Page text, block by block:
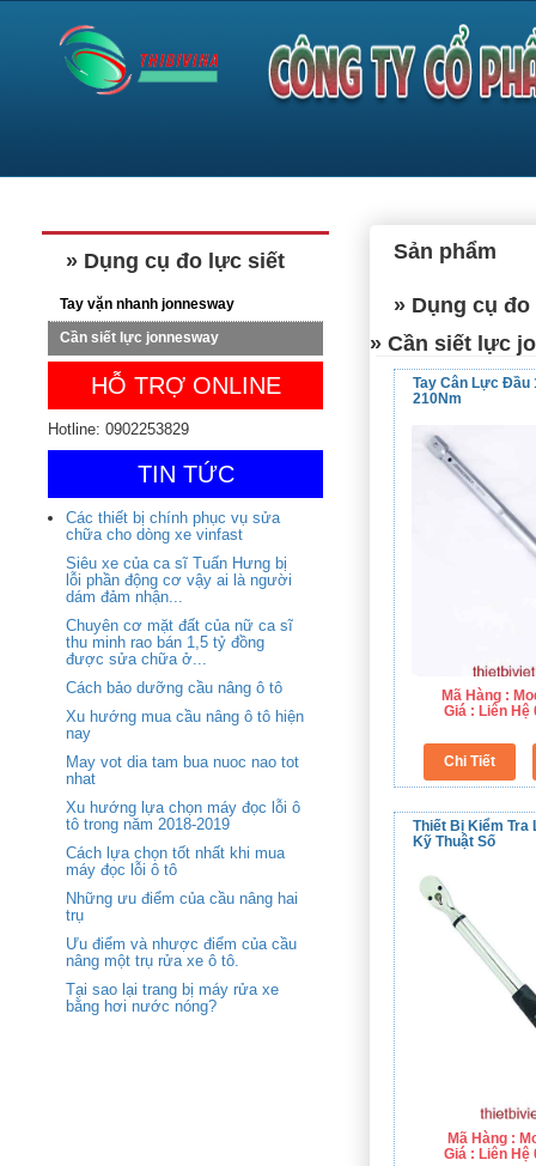
» Dụng cụ đo lực siết
Tay vặn nhanh jonnesway
Cần siết lực jonnesway
HỖ TRỢ ONLINE
Hotline: 0902253829
TIN TỨC
Các thiết bị chính phục vụ sửa
chữa cho dòng xe vinfast
Siêu xe của ca sĩ Tuấn Hưng bị
lỗi phần động cơ vậy ai là người
dám đảm nhận...
Chuyên cơ mặt đất của nữ ca sĩ
thu minh rao bán 1,5 tỷ đồng
được sửa chữa ở...
Cách bảo dưỡng cầu nâng ô tô
Xu hướng mua cầu nâng ô tô hiện
nay
May vot dia tam bua nuoc nao tot
nhat
Xu hướng lựa chọn máy đọc lỗi ô
tô trong năm 2018-2019
Cách lựa chọn tốt nhất khi mua
máy đọc lỗi ô tô
Những ưu điểm của cầu nâng hai
trụ
Ưu điểm và nhược điểm của cầu
nâng một trụ rửa xe ô tô.
Tại sao lại trang bị máy rửa xe
bằng hơi nước nóng?
Sản phẩm
» Dụng cụ
» Cần siết lực
Tay Cân Lực Đầu
210Nm
Mã Hàng :
Giá : Liên Hệ
Thiết Bị Kiểm Tra
Kỹ Thuật Số
Mã Hàng :
Giá : Liên Hệ